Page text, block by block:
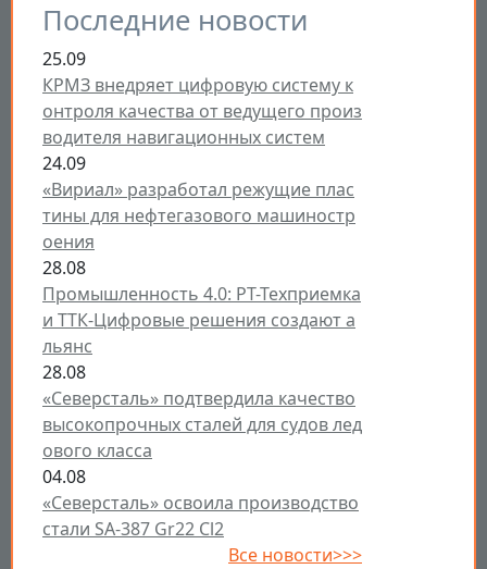
Последние новости
25.09
КРМЗ внедряет цифровую систему к
онтроля качества от ведущего произ
водителя навигационных систем
24.09
«Вириал» разработал режущие плас
тины для нефтегазового машиностр
оения
28.08
Промышленность 4.0: РТ-Техприемка
и ТТК-Цифровые решения создают а
льянс
28.08
«Северсталь» подтвердила качество
высокопрочных сталей для судов лед
ового класса
04.08
«Северсталь» освоила производство
стали SA-387 Gr22 Cl2
Все новости>>>